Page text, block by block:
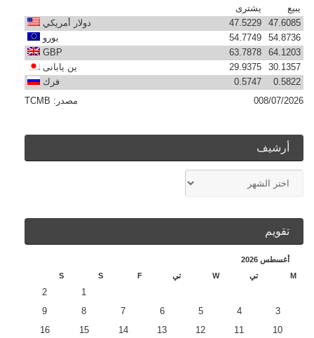
يبيع
يشترى
دولار أمريكي
47.6085
47.5229
يورو
54.8736
54.7749
GBP
64.1203
63.7878
ين يابانى
30.1357
29.9375
فرك
0.5822
0.5747
مصدر: TCMB 008/07/2026
أرشيف
تقويم
أغسطس 2026
M
تي W تي F
S
S
1
2
3
4
5
6
7
8
9
10
11
12
13
14
15
16